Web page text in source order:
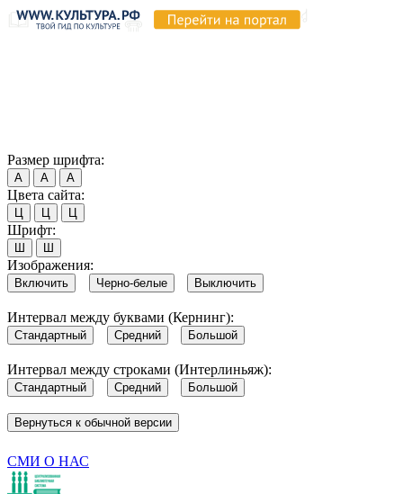
Размер шрифта:
А А А
Цвета сайта:
Ц Ц Ц
Шрифт:
Ш Ш
Изображения:
Включить Черно-белые Выключить
Интервал между буквами (Кернинг):
Стандартный Средний Большой
Интервал между строками (Интерлиньяж):
Стандартный Средний Большой
Вернуться к обычной версии
СМИ О НАС